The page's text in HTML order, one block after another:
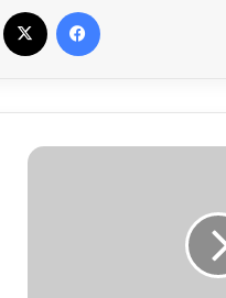
فيسبوك